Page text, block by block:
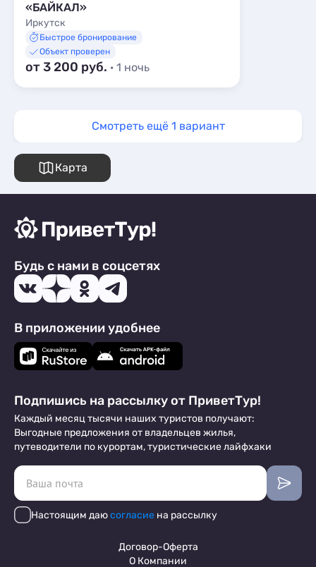
«БАЙКАЛ»
Иркутск
Быстрое бронирование
Объект проверен
от 3 200 руб. · 1 ночь
Смотреть ещё 1 вариант
Карта
Будь с нами в соцсетях
В приложении удобнее
Подпишись на рассылку от ПриветТур!
Каждый месяц тысячи наших туристов получают:
Выгодные предложения от владельцев жилья,
путеводители по курортам, туристические лайфхаки
Настоящим даюсогласие на рассылку
Договор-Оферта
О Компании